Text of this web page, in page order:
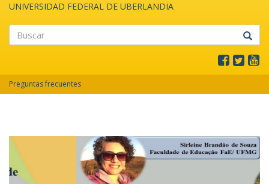
UNIVERSIDAD FEDERAL DE UBERLANDIA
Preguntas frecuentes